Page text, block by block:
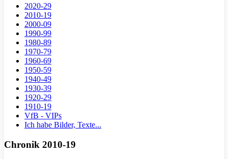
2020-29
2010-19
2000-09
1990-99
1980-89
1970-79
1960-69
1950-59
1940-49
1930-39
1920-29
1910-19
VfB - VIPs
Ich habe Bilder, Texte...
Chronik 2010-19